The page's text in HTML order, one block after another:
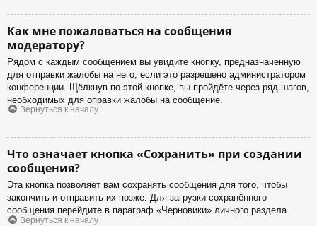
Как мне пожаловаться на сообщения
модератору?
Рядом с каждым сообщением вы увидите кнопку, предназначенную
для отправки жалобы на него, если это разрешено администратором
конференции. Щёлкнув по этой кнопке, вы пройдёте через ряд шагов,
необходимых для оправки жалобы на сообщение.
Вернуться к началу
Что означает кнопка «Сохранить» при создании
сообщения?
Эта кнопка позволяет вам сохранять сообщения для того, чтобы
закончить и отправить их позже. Для загрузки сохранённого
сообщения перейдите в параграф «Черновики» личного раздела.
Вернуться к началу